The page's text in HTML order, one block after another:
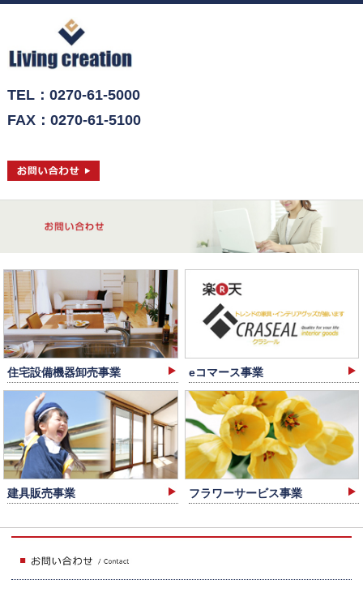
TEL：0270-61-5000
FAX：0270-61-5100
住宅設備機器卸売事業 eコマース事業
建具販売事業 フラワーサービス事業